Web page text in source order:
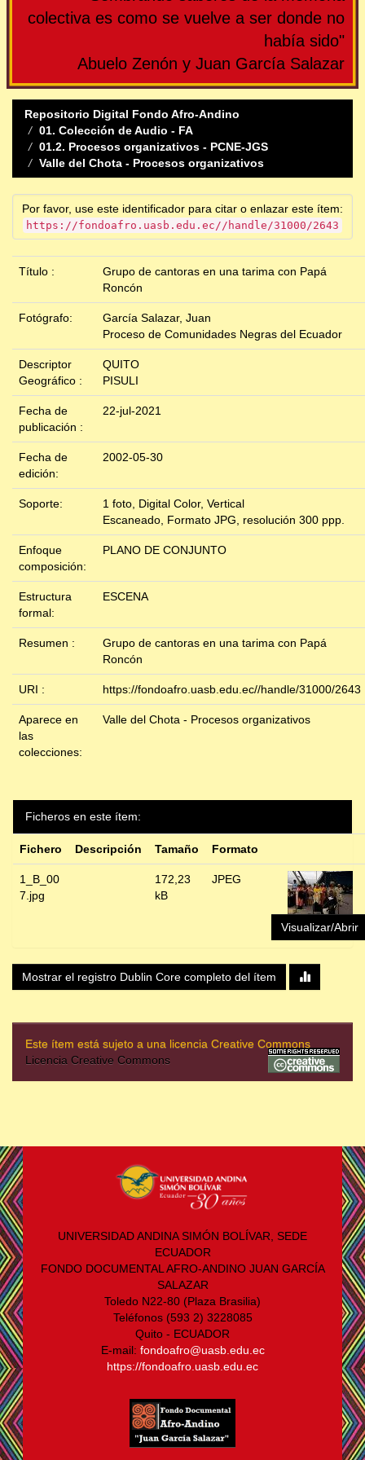
colectiva es como se vuelve a ser donde no
había sido"
Abuelo Zenón y Juan García Salazar
Repositorio Digital Fondo Afro-Andino
01. Colección de Audio - FA
01.2. Procesos organizativos - PCNE-JGS
Valle del Chota - Procesos organizativos
Por favor, use este identificador para citar o enlazar este ítem:
https://fondoafro.uasb.edu.ec//handle/31000/2643
Título :
Grupo de cantoras en una tarima con Papá
Roncón
Fotógrafo:
García Salazar, Juan
Proceso de Comunidades Negras del Ecuador
Descriptor
Geográfico :
QUITO
PISULI
Fecha de
publicación :
22-jul-2021
Fecha de
edición:
2002-05-30
Soporte:
1 foto, Digital Color, Vertical
Escaneado, Formato JPG, resolución 300 ppp.
Enfoque
composición:
PLANO DE CONJUNTO
Estructura
formal:
ESCENA
Resumen :
Grupo de cantoras en una tarima con Papá
Roncón
URI : https://fondoafro.uasb.edu.ec//handle/31000/2643
Aparece en
las
colecciones:
Valle del Chota - Procesos organizativos
Ficheros en este ítem:
Fichero Descripción Tamaño Formato
1_B_00
7.jpg
172,23
kB
JPEG
Visualizar/Abrir
Mostrar el registro Dublin Core completo del ítem
Este ítem está sujeto a una licencia Creative Commons
Licencia Creative Commons
UNIVERSIDAD ANDINA SIMÓN BOLÍVAR, SEDE
ECUADOR
FONDO DOCUMENTAL AFRO-ANDINO JUAN GARCÍA
SALAZAR
Toledo N22-80 (Plaza Brasilia)
Teléfonos (593 2) 3228085
Quito - ECUADOR
E-mail: fondoafro@uasb.edu.ec
https://fondoafro.uasb.edu.ec